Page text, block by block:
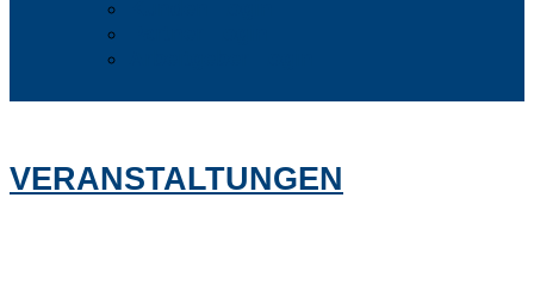
VERANSTALTUNGEN